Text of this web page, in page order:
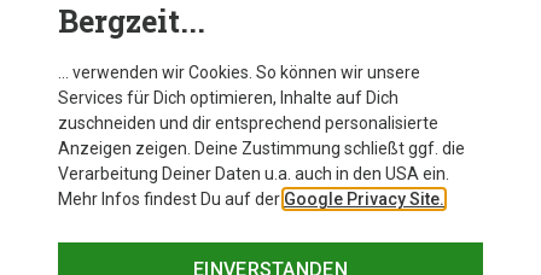
Bergzeit...
… verwenden wir Cookies. So können wir unsere
Services für Dich optimieren, Inhalte auf Dich
zuschneiden und dir entsprechend personalisierte
Anzeigen zeigen. Deine Zustimmung schließt ggf. die
Verarbeitung Deiner Daten u.a. auch in den USA ein.
Mehr Infos findest Du auf der Google Privacy Site.
EINVERSTANDEN